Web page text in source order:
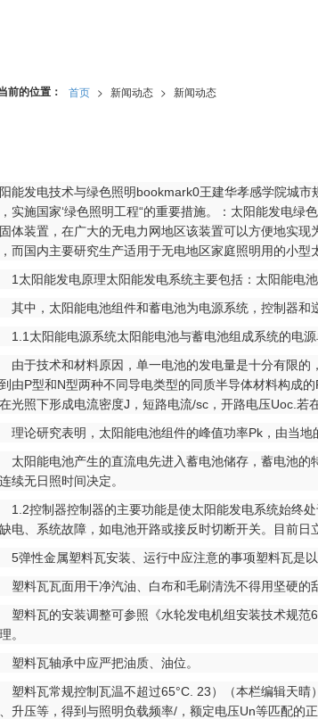
前的位置： 首页 > 新闻动态 > 新闻动态
能发电技术与绿色照明bookmark0王建华孝感学院城
实施国家‘绿色照明工程“的重要措施。：太阳能发电
体装置，在广大的无电力网地区该装置可以方便地实
而国内主要研究生产适用于无电地区家庭照明用的小型
阳能发电原理太阳能发电系统主要包括：太阳能电池
，太阳能电池组件和蓄电池为电源系统，控制器和逆
太阳能电源系统太阳能电池与蓄电池组成系统的电源
技术和材料原因，单一电池的发电量是十分有限的，
由P型和N型两种不同导电类型的同质半导体材料构成
光照下形成电流密度J，短路电流/sc，开路电压Uoc.若
研究表明，太阳能电池组件的峰值功率Pk，由当地
能电池产生的直流电先进入蓄电池储存，蓄电池的特
续无日照时间决定。
控制器控制器的主要功能是使太阳能发电系统始终处
电、系统故障，如电池开路或接反时切断开关。目前日
性金属塑料瓦安装、运行中应注意的事项塑料瓦是以
瓦瓦面用干净汽油、白布和毛刷清洗不得用坚硬的刮
瓦的安装调整可参照《水轮发电机组安装技术规范6
。
瓦轴承中应严把油质、油位。
瓦常规控制瓦温不超过65°C. 23）（本栏编辑天晴）
升压等，得到与照明负载频率/，额定电压Un等匹配的